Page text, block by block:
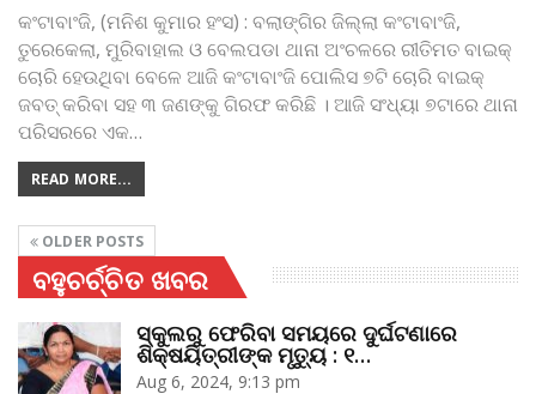
କଂଟାବାଂଜି, (ମନିଶ କୁମାର ହଂସ) : ବଲାଙ୍ଗିର ଜିଲ୍ଲା କଂଟାବାଂଜି,
ତୁରେକେଲା, ମୁରିବାହାଲ ଓ ବେଲପଡା ଥାନା ଅଂଚଳରେ ରୀତିମତ ବାଇକ୍‌
ଚୋରି ହେଉଥିବା ବେଳେ ଆଜି କଂଟାବାଂଜି ପୋଲିସ ୭ଟି ଚୋରି ବାଇକ୍‌
ଜବତ୍‌ କରିବା ସହ ୩ ଜଣଙ୍କୁ ଗିରଫ କରିଛି । ଆଜି ସଂଧ୍ୟା ୭ଟାରେ ଥାନା
ପରିସରରେ ଏକ…
READ MORE...
OLDER POSTS
ବହୁଚର୍ଚ୍ଚିତ ଖବର
ସ୍କୁଲରୁ ଫେରିବା ସମୟରେ ଦୁର୍ଘଟଣାରେ
ଶିକ୍ଷୟିତ୍ରୀଙ୍କ ମୃତ୍ୟୁ : ୧…
Aug 6, 2024, 9:13 pm